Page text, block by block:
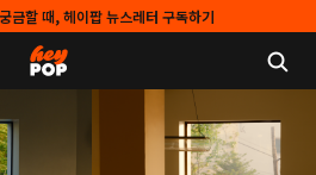
금할 때, 헤이팝 뉴스레터 구독하기